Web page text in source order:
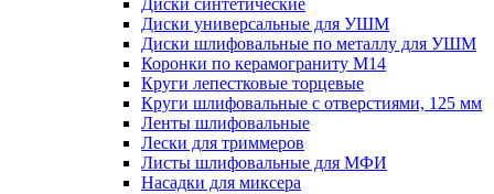
Диски синтетические
Диски универсальные для УШМ
Диски шлифовальные по металлу для УШМ
Коронки по керамограниту M14
Круги лепестковые торцевые
Круги шлифовальные с отверстиями, 125 мм
Ленты шлифовальные
Лески для триммеров
Листы шлифовальные для МФИ
Насадки для миксера